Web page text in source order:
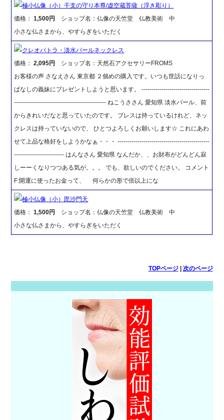
極小仏像（小）干支の守り本尊/虚空蔵菩薩（浮き彫り）
価格：1,500円
ショップ名：仏像の天竺堂 仏教美術 中
小さな仏さまから、やすらぎをいただく
クレオパトラ・淡水パールネックレス
価格：2,095円
ショップ名：天然石アクセサリーFROMS
お客様の声 さなえさん 東京都 ２個めの購入です。いつも世話になりっ
ぱなしの義妹にプレゼントしようと思います。 ----------------------------------
---------------------------------------------- ねこうささん 愛知県 淡水パール、前
からきれいだなと思っていたのです。 ブレスは持っているけれど、ネッ
クレスは持っていないので、 ひとつよろしくお願いします☆ これにあわ
せて上品な格好をしようかなぁ・・・ ----------------------------------------------
------------------------- はんなさん 愛知県 なんだか、、お財布がどんどん寂
しーーくなりつつある気が。。。 でも、欲しいのでください。 コメント
F:開運に使ったお金って、 何らかの形で倍以上にな
極小仏像（小）毘沙門天
価格：1,500円
ショップ名：仏像の天竺堂 仏教美術 中
小さな仏さまから、やすらぎをいただく
TOPページ| 次のページ